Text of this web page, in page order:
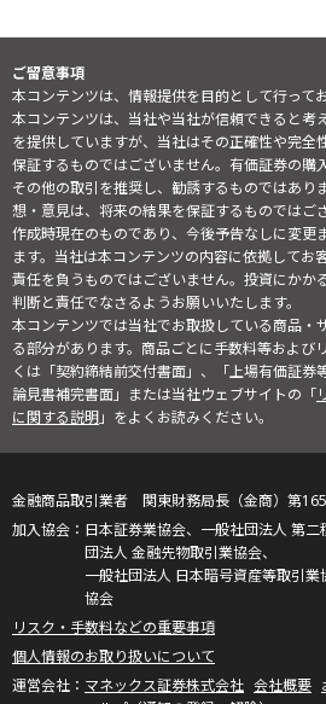
ご留意事項
本コンテンツは、情報提供を目的として行ってお
本コンテンツは、当社や当社が信頼できると考
を提供していますが、当社はその正確性や完全
保証するものではございません。有価証券の購
その他の取引を推奨し、勧誘するものではあり
想・意見は、将来の結果を保証するものではご
作成時現在のものであり、今後予告なしに変更
ます。当社は本コンテンツの内容に依拠してお
責任を負うものではございません。投資にかか
判断と責任でなさるようお願いいたします。
本コンテンツでは当社でお取扱している商品・
る部分があります。商品ごとに手数料等および
くは「契約締結前交付書面」、「上場有価証券
論見書補完書面」または当社ウェブサイトの「
に関する説明」をよくお読みください。
金融商品取引業者 関東財務局長（金商）第
日本証券業協会、一般社団法人 第
団法人 金融先物取引業協会、
一般社団法人 日本暗号資産等取引
協会
リスク・手数料などの重要事項
個人情報のお取り扱いについて
マネックス証券株式会社 会社概要